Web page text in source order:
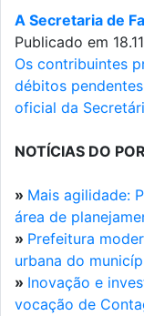
A Secretaria de
Publicado em
Os contribuintes
débitos
oficial da
NOTÍCIAS DO
» Mais agilidade:
área de
» Prefeitura
urbana do
» Inovação e
vocação de